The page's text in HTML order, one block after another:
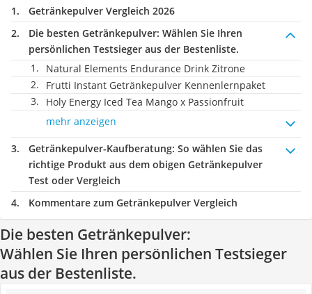
Getränkepulver Vergleich 2026
Die besten Getränkepulver: Wählen Sie Ihren
persönlichen Testsieger aus der Bestenliste.
Natural Elements Endurance Drink Zitrone
Frutti Instant Getränkepulver Kennenlernpaket
Holy Energy Iced Tea Mango x Passionfruit
mehr anzeigen
Getränkepulver-Kaufberatung: So wählen Sie das
richtige Produkt aus dem obigen Getränkepulver
Test oder Vergleich
Kommentare zum Getränkepulver Vergleich
Die besten Getränkepulver:
Wählen Sie Ihren persönlichen Testsieger
aus der Bestenliste.